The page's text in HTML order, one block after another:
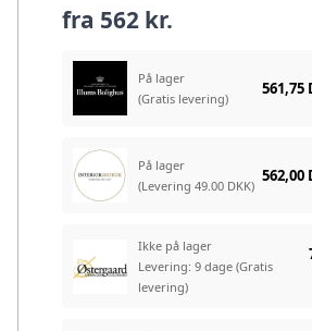
fra 562 kr.
På lager
(Gratis levering)
561,75
På lager
(Levering 49.00 DKK)
562,00
Ikke på lager
Levering: 9 dage (Gratis
levering)